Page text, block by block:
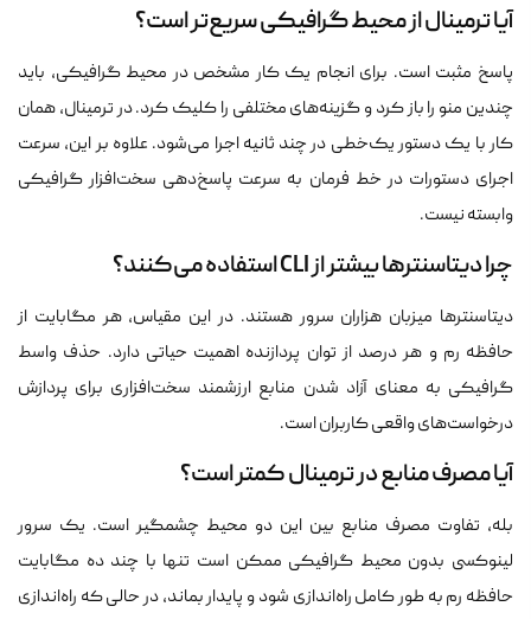
آیا ترمینال از محیط گرافیکی سریع‌تر است؟
پاسخ مثبت است. برای انجام یک کار مشخص در محیط گرافیکی، باید
چندین منو را باز کرد و گزینه‌های مختلفی را کلیک کرد. در ترمینال، همان
کار با یک دستور یک‌خطی در چند ثانیه اجرا می‌شود. علاوه بر این، سرعت
اجرای دستورات در خط فرمان به سرعت پاسخ‌دهی سخت‌افزار گرافیکی
وابسته نیست.
چرا دیتاسنترها بیشتر از CLI استفاده می‌کنند؟
دیتاسنترها میزبان هزاران سرور هستند. در این مقیاس، هر مگابایت از
حافظه رم و هر درصد از توان پردازنده اهمیت حیاتی دارد. حذف واسط
گرافیکی به معنای آزاد شدن منابع ارزشمند سخت‌افزاری برای پردازش
درخواست‌های واقعی کاربران است.
آیا مصرف منابع در ترمینال کمتر است؟
بله، تفاوت مصرف منابع بین این دو محیط چشمگیر است. یک سرور
لینوکسی بدون محیط گرافیکی ممکن است تنها با چند ده مگابایت
حافظه رم به طور کامل راه‌اندازی شود و پایدار بماند، در حالی که راه‌اندازی